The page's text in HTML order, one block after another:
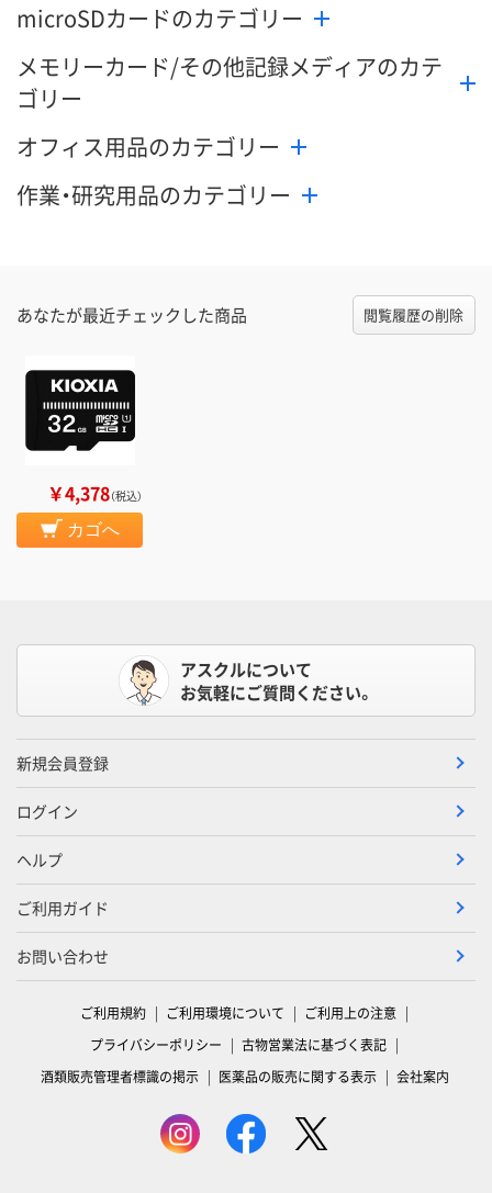
microSDカードのカテゴリー
メモリーカード/その他記録メディアのカテ
ゴリー
オフィス用品のカテゴリー
作業・研究用品のカテゴリー
あなたが最近チェックした商品 閲覧履歴の削除
￥4,378（税込）
カゴへ
アスクルについて
お気軽にご質問ください。
新規会員登録
ログイン
ヘルプ
ご利用ガイド
お問い合わせ
ご利用規約 ご利用環境について
ご利用上の注意
プライバシーポリシー
古物営業法に基づく表記
酒類販売管理者標識の掲示
医薬品の販売に関する表示 会社案内